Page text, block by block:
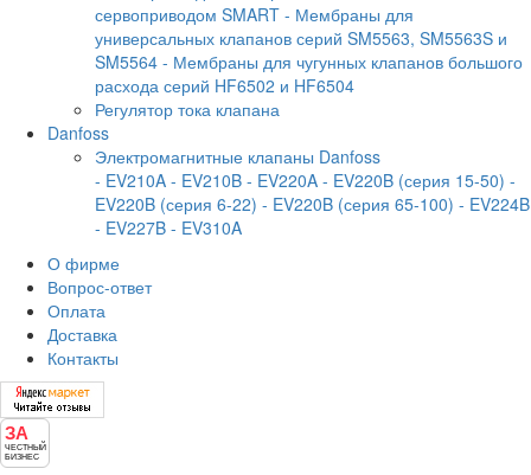
сервоприводом SMART - Мембраны для
универсальных клапанов серий SM5563, SM5563S и
SM5564 - Мембраны для чугунных клапанов большого
расхода серий HF6502 и HF6504
Регулятор тока клапана
Danfoss
Электромагнитные клапаны Danfoss
- EV210A - EV210B - EV220A - EV220B (серия 15-50) -
EV220B (серия 6-22) - EV220B (серия 65-100) - EV224B
- EV227B - EV310A
О фирме
Вопрос-ответ
Оплата
Доставка
Контакты
ЗА
ЧЕСТНЫЙ
БИЗНЕС